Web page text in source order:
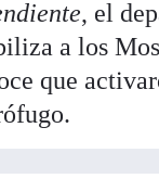
, el
a los
que